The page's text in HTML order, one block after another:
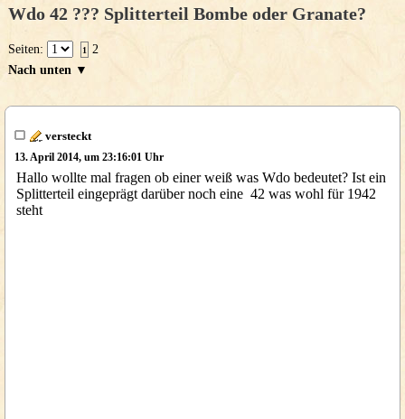
Wdo 42 ??? Splitterteil Bombe oder Granate?
Seiten: 1
2
Nach unten ▼
versteckt
13. April 2014, um 23:16:01 Uhr
Hallo wollte mal fragen ob einer weiß was Wdo bedeutet? Ist ein
Splitterteil eingeprägt darüber noch eine 42 was wohl für 1942
steht